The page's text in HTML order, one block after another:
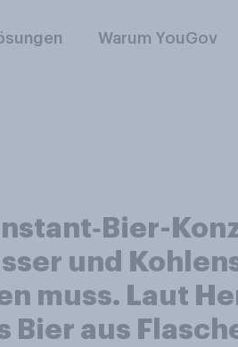
Warum YouGov
und
muss. Laut
aus